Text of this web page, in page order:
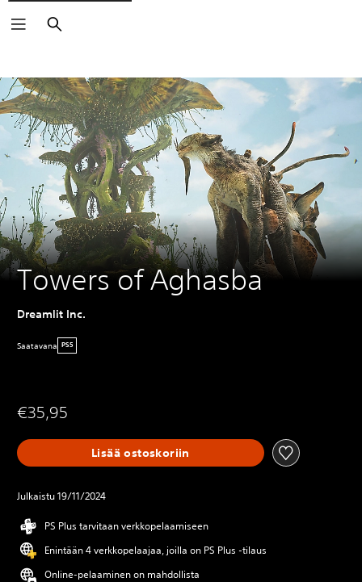
Haku
Towers of Aghasba
Dreamlit Inc.
Saatavana PS5
€35,95
Lisää ostoskoriin
Julkaistu 19/11/2024
PS Plus tarvitaan verkkopelaamiseen
Enintään 4 verkkopelaajaa, joilla on PS Plus -tilaus
Online-pelaaminen on mahdollista